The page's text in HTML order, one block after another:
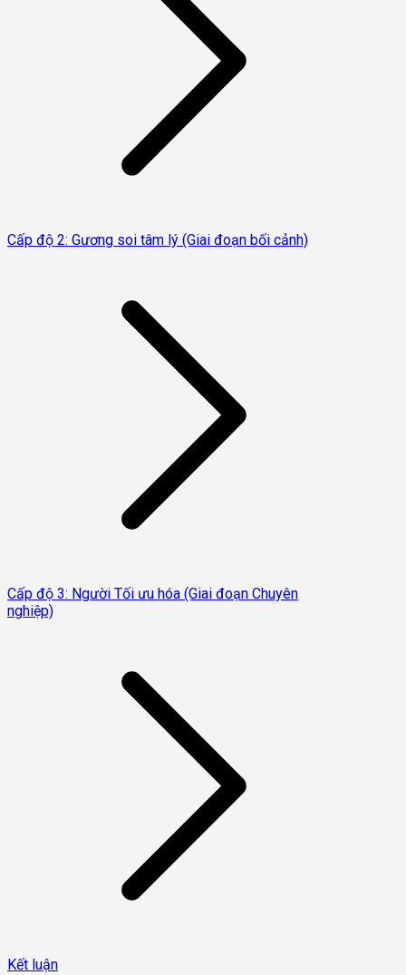
Cấp độ 2: Gương soi tâm lý (Giai đoạn bối cảnh)
Cấp độ 3: Người Tối ưu hóa (Giai đoạn Chuyên
nghiệp)
Kết luận